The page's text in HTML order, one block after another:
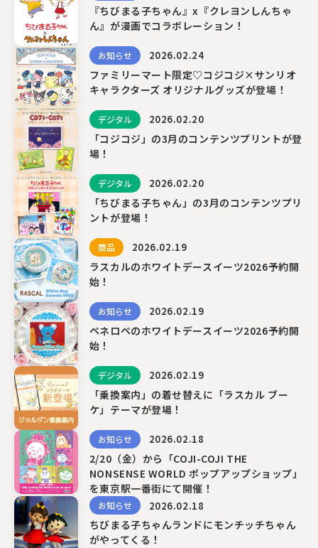
『ちびまる子ちゃん』x『クレヨンしんちゃ
ん』が漫画でコラボレーション！
お知らせ 2026.02.24
ファミリーマート限定♡コジコジ×サンリオ
キャラクターズ オリジナルグッズが登場！
デジタル 2026.02.20
「コジコジ」の3月のコンテンツプリントが登
場！
デジタル 2026.02.20
「ちびまる子ちゃん」の3月のコンテンツプリ
ントが登場！
商品 2026.02.19
ラスカルのホワイトデースイーツ2026予約開
始！
お知らせ 2026.02.19
ペネロペのホワイトデースイーツ2026予約開
始！
デジタル 2026.02.19
「乗換案内」の着せ替えに「ラスカル ブー
ケ」テーマが登場！
お知らせ 2026.02.18
2/20（金）から「COJI-COJI THE
NONSENSE WORLD ポップアップショップ」
を東京駅一番街にて開催！
お知らせ 2026.02.18
ちびまる子ちゃんランドにモンチッチちゃん
がやってくる！